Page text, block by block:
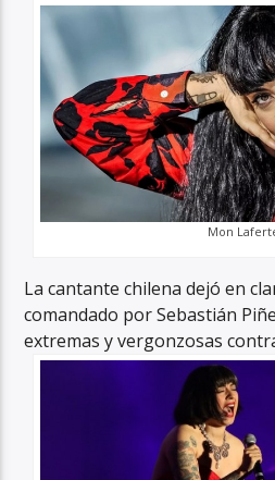
Mon
La cantante chilena dejó en
comandado por Sebastián
extremas y vergonzosas